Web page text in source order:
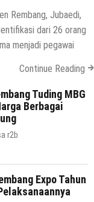
Rembang, Jubaedi,
dari 26 orang
menjadi pegawai
Continue Reading
Tuding MBG
Berbagai
r2b
Expo Tahun